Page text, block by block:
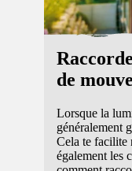
de
Lorsque la
généralement
Cela te facilite
également les